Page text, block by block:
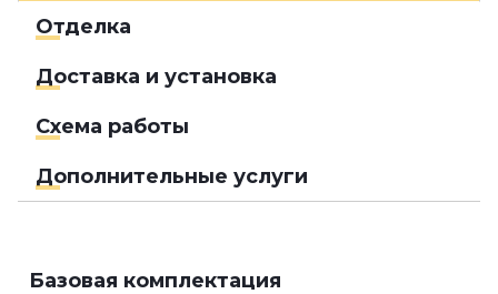
Отделка
Доставка и установка
Схема работы
Дополнительные услуги
Базовая комплектация